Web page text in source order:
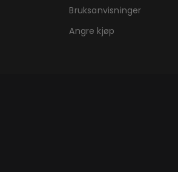
Bruksanvisninger
Angre kjøp